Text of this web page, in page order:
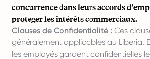
concurrence dans leurs accords
protéger les intérêts commerciaux.
Clauses de Confidentialité : Ces
généralement applicables au Liberia.
les employés gardent confidentielles